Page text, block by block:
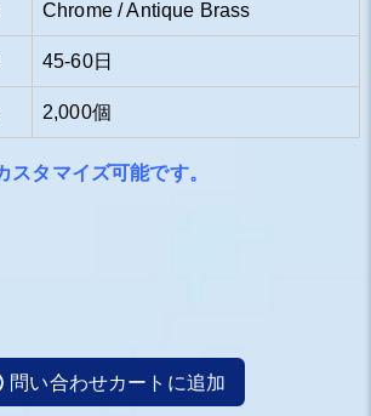
Chrome / Antique Brass
45-60日
2,000個
タマイズ可能です。
問い合わせカートに追加